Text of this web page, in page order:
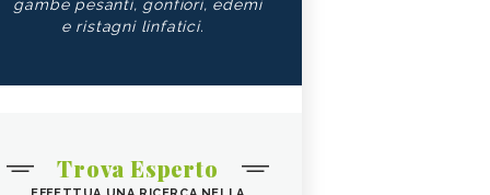
gambe pesanti, gonfiori, edemi
e ristagni linfatici.
Trova Esperto